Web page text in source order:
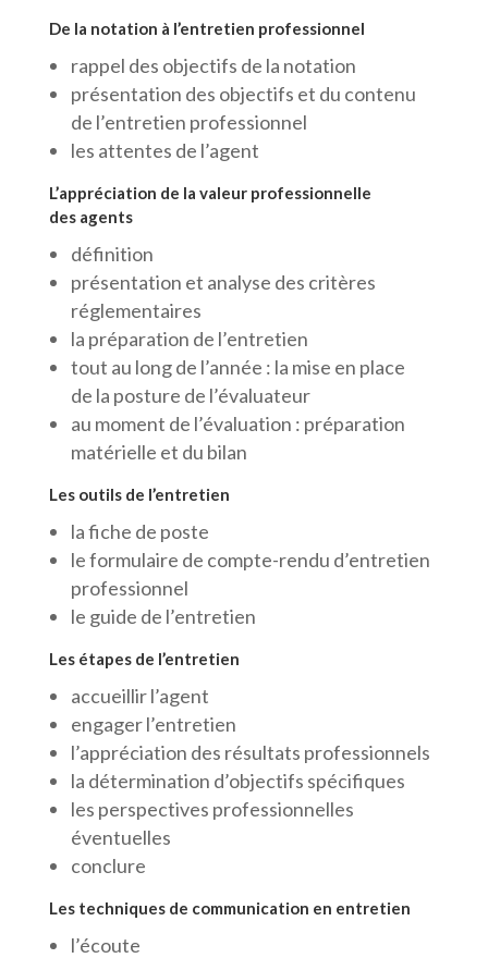
De la notation à l’entretien professionnel
rappel des objectifs de la notation
présentation des objectifs et du contenu
de l’entretien professionnel
les attentes de l’agent
L’appréciation de la valeur professionnelle
des agents
définition
présentation et analyse des critères
réglementaires
la préparation de l’entretien
tout au long de l’année : la mise en place
de la posture de l’évaluateur
au moment de l’évaluation : préparation
matérielle et du bilan
Les outils de l’entretien
la fiche de poste
le formulaire de compte-rendu d’entretien
professionnel
le guide de l’entretien
Les étapes de l’entretien
accueillir l’agent
engager l’entretien
l’appréciation des résultats professionnels
la détermination d’objectifs spécifiques
les perspectives professionnelles
éventuelles
conclure
Les techniques de communication en entretien
l’écoute